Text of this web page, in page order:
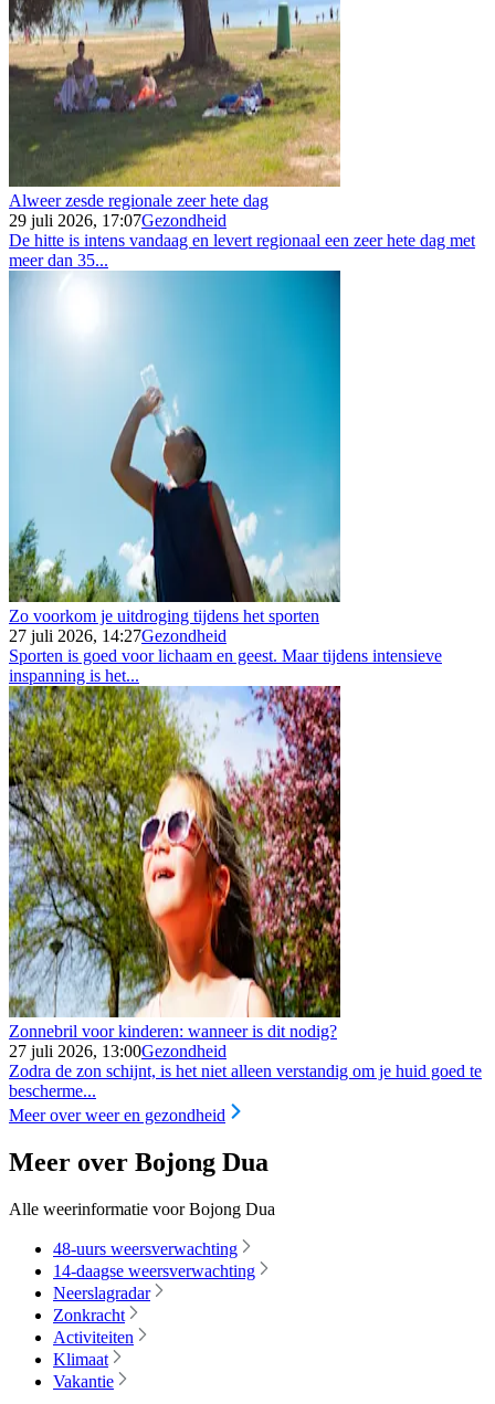
Alweer zesde regionale zeer hete dag
29 juli 2026, 17:07Gezondheid
De hitte is intens vandaag en levert regionaal een zeer hete dag met
meer dan 35...
Zo voorkom je uitdroging tijdens het sporten
27 juli 2026, 14:27Gezondheid
Sporten is goed voor lichaam en geest. Maar tijdens intensieve
inspanning is het...
Zonnebril voor kinderen: wanneer is dit nodig?
27 juli 2026, 13:00Gezondheid
Zodra de zon schijnt, is het niet alleen verstandig om je huid goed te
bescherme...
Meer over weer en gezondheid
Meer over Bojong Dua
Alle weerinformatie voor Bojong Dua
48-uurs weersverwachting
14-daagse weersverwachting
Neerslagradar
Zonkracht
Activiteiten
Klimaat
Vakantie